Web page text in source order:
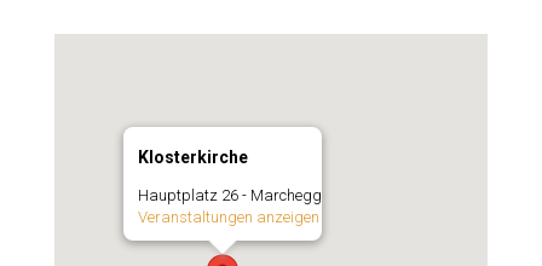
Klosterkirche
Hauptplatz 26 - Marchegg
Veranstaltungen anzeigen